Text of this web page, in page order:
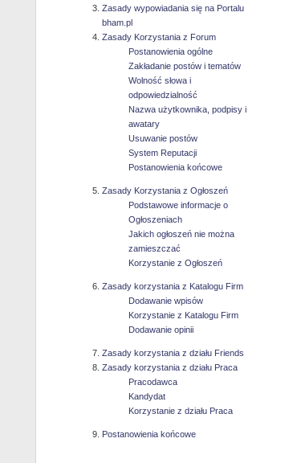
Zasady wypowiadania się na Portalu
bham.pl
Zasady Korzystania z Forum
Postanowienia ogólne
Zakładanie postów i tematów
Wolność słowa i
odpowiedzialność
Nazwa użytkownika, podpisy i
awatary
Usuwanie postów
System Reputacji
Postanowienia końcowe
Zasady Korzystania z Ogłoszeń
Podstawowe informacje o
Ogłoszeniach
Jakich ogłoszeń nie można
zamieszczać
Korzystanie z Ogłoszeń
Zasady korzystania z Katalogu Firm
Dodawanie wpisów
Korzystanie z Katalogu Firm
Dodawanie opinii
Zasady korzystania z działu Friends
Zasady korzystania z działu Praca
Pracodawca
Kandydat
Korzystanie z działu Praca
Postanowienia końcowe